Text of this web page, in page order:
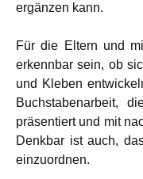
ergänzen kann.
Für die Eltern und
erkennbar sein, ob
und Kleben
Buchstabenarbeit,
präsentiert und mit
Denkbar ist auch,
einzuordnen.